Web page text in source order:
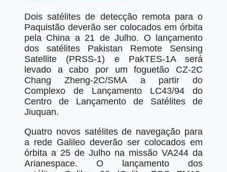
Dois satélites de detecção remota para o
Paquistão deverão ser colocados em órbita
pela China a 21 de Julho. O lançamento
dos satélites Pakistan Remote Sensing
Satellite (PRSS-1) e PakTES-1A será
levado a cabo por um foguetão CZ-2C
Chang Zheng-2C/SMA a partir do
Complexo de Lançamento LC43/94 do
Centro de Lançamento de Satélites de
Jiuquan.
Quatro novos satélites de navegação para
a rede Galileo deverão ser colocados em
órbita a 25 de Julho na missão VA244 da
Arianespace. O lançamento dos